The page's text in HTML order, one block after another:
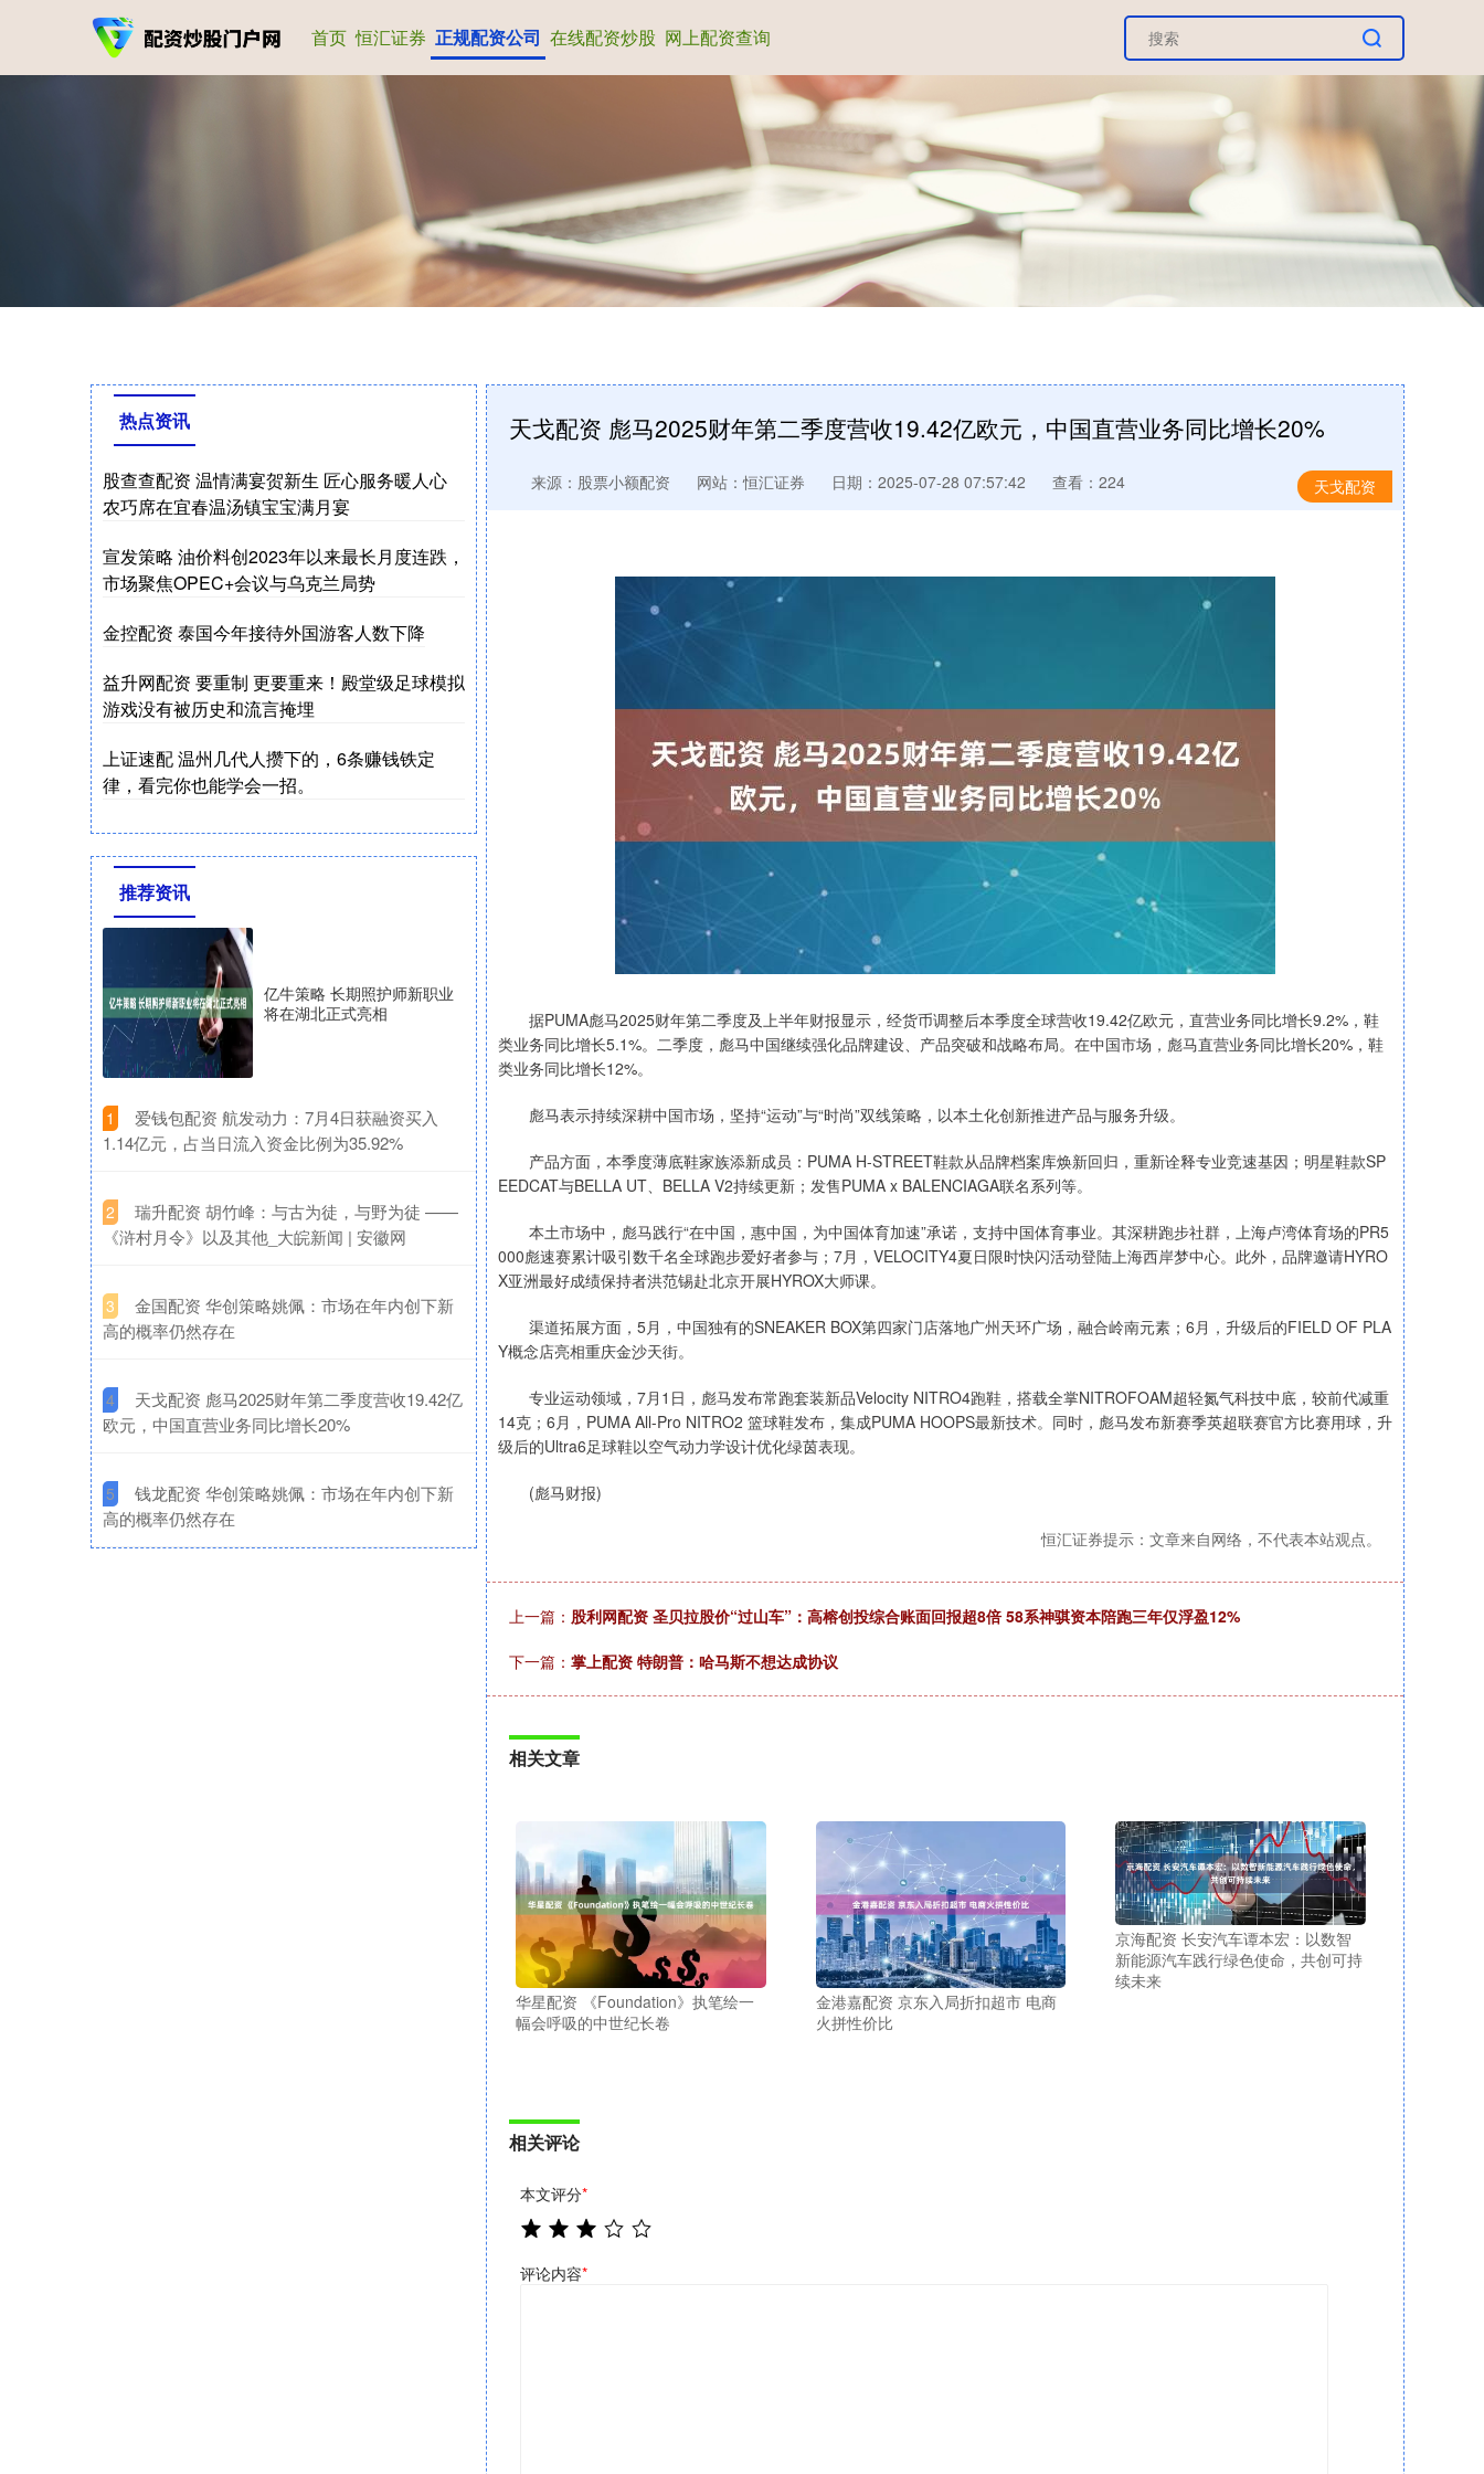
首页 恒汇证券 正规配资公司 在线配资炒股 网上配资查询
天戈配资 彪马2025财年第二季度营收19.42亿欧元，中国直营业务同比增长20%
天戈配资
来源：股票小额配资 网站：恒汇证券 日期：2025-07-28 07:57:42 查看：224
据PUMA彪马2025财年第二季度及上半年财报显示，经货币调整后本季度全球营收19.42亿欧元，直营业务同比增长9.2%，鞋
类业务同比增长5.1%。二季度，彪马中国继续强化品牌建设、产品突破和战略布局。在中国市场，彪马直营业务同比增长20%，鞋
类业务同比增长12%。
彪马表示持续深耕中国市场，坚持“运动”与“时尚”双线策略，以本土化创新推进产品与服务升级。
产品方面，本季度薄底鞋家族添新成员：PUMA H-STREET鞋款从品牌档案库焕新回归，重新诠释专业竞速基因；明星鞋款SP
EEDCAT与BELLA UT、BELLA V2持续更新；发售PUMA x BALENCIAGA联名系列等。
本土市场中，彪马践行“在中国，惠中国，为中国体育加速”承诺，支持中国体育事业。其深耕跑步社群，上海卢湾体育场的PR5
000彪速赛累计吸引数千名全球跑步爱好者参与；7月，VELOCITY4夏日限时快闪活动登陆上海西岸梦中心。此外，品牌邀请HYRO
X亚洲最好成绩保持者洪范锡赴北京开展HYROX大师课。
渠道拓展方面，5月，中国独有的SNEAKER BOX第四家门店落地广州天环广场，融合岭南元素；6月，升级后的FIELD OF PLA
Y概念店亮相重庆金沙天街。
专业运动领域，7月1日，彪马发布常跑套装新品Velocity NITRO4跑鞋，搭载全掌NITROFOAM超轻氮气科技中底，较前代减重
14克；6月，PUMA All-Pro NITRO2 篮球鞋发布，集成PUMA HOOPS最新技术。同时，彪马发布新赛季英超联赛官方比赛用球，升
级后的Ultra6足球鞋以空气动力学设计优化绿茵表现。
(彪马财报)
恒汇证券提示：文章来自网络，不代表本站观点。
上一篇： 股利网配资 圣贝拉股价“过山车”：高榕创投综合账面回报超8倍 58系神骐资本陪跑三年仅浮盈12%
下一篇： 掌上配资 特朗普：哈马斯不想达成协议
相关文章
华星配资 《Foundation》执笔绘一
幅会呼吸的中世纪长卷
金港嘉配资 京东入局折扣超市 电商
火拼性价比
京海配资 长安汽车谭本宏：以数智
新能源汽车践行绿色使命，共创可持
续未来
相关评论
本文评分*
评论内容*
热点资讯
股查查配资 温情满宴贺新生 匠心服务暖人心
农巧席在宜春温汤镇宝宝满月宴
宣发策略 油价料创2023年以来最长月度连跌，
市场聚焦OPEC+会议与乌克兰局势
金控配资 泰国今年接待外国游客人数下降
益升网配资 要重制 更要重来！殿堂级足球模拟
游戏没有被历史和流言掩埋
上证速配 温州几代人攒下的，6条赚钱铁定
律，看完你也能学会一招。
推荐资讯
亿牛策略 长期照护师新职业
将在湖北正式亮相
1
​爱钱包配资 航发动力：7月4日获融资买入
1.14亿元，占当日流入资金比例为35.92%
2
​瑞升配资 胡竹峰：与古为徒，与野为徒 ——
《浒村月令》以及其他_大皖新闻 | 安徽网
3
​金国配资 华创策略姚佩：市场在年内创下新
高的概率仍然存在
4
​天戈配资 彪马2025财年第二季度营收19.42亿
欧元，中国直营业务同比增长20%
5
​钱龙配资 华创策略姚佩：市场在年内创下新
高的概率仍然存在